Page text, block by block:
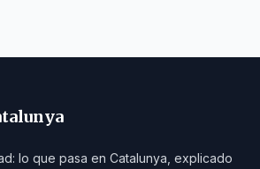
lo que pasa en Catalunya, explicado